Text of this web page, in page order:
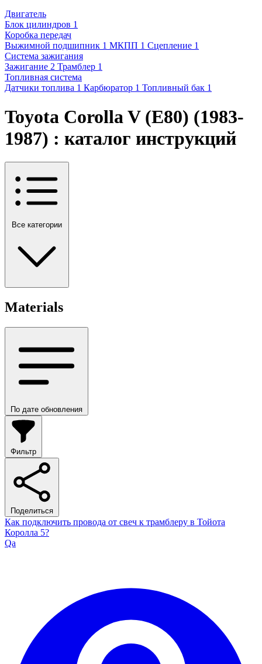
Двигатель
Блок цилиндров 1
Коробка передач
Выжимной подшипник 1 МКПП 1 Сцепление 1
Система зажигания
Зажигание 2 Трамблер 1
Топливная система
Датчики топлива 1 Карбюратор 1 Топливный бак 1
Toyota Corolla V (E80) (1983-
1987) : каталог инструкций
Все категории
Materials
По дате обновления
Фильтр
Поделиться
Как подключить провода от свеч к трамблеру в Тойота
Королла 5?
Qa